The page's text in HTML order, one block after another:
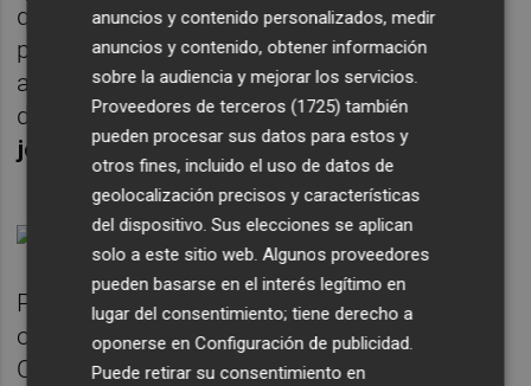
que se profesionalicen, Elda también ha
puesto en marcha en estos años muchas
ayudas y ha aplicado un proyecto
de
formación dirigido, sobre todo, a los
jóvenes empresarios y emprendedores.
Pero además de estrategias , hay
obstáculos, como indicado De Moya, de
Oropesa. Entre ellos, las dificultades legales
anuncios y contenido personalizados, medir
anuncios y contenido, obtener información
sobre la audiencia y mejorar los servicios.
Proveedores de terceros (1725) también
pueden procesar sus datos para estos y
otros fines, incluido el uso de datos de
geolocalización precisos y características
del dispositivo. Sus elecciones se aplican
solo a este sitio web. Algunos proveedores
pueden basarse en el interés legítimo en
lugar del consentimiento; tiene derecho a
oponerse enConfiguración de publicidad
Puede retirar su consentimiento en